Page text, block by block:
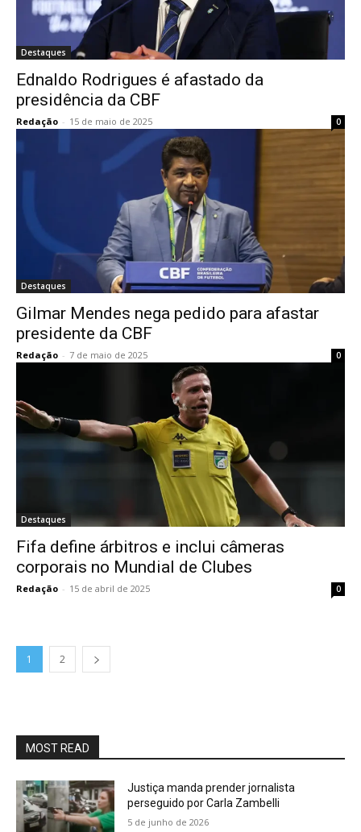
Destaques
Ednaldo Rodrigues é afastado da
presidência da CBF
Redação - 15 de maio de 2025 0
Destaques
Gilmar Mendes nega pedido para afastar
presidente da CBF
Redação - 7 de maio de 2025 0
Destaques
Fifa define árbitros e inclui câmeras
corporais no Mundial de Clubes
Redação - 15 de abril de 2025 0
1 2
MOST READ
Justiça manda prender jornalista
perseguido por Carla Zambelli
5 de junho de 2026